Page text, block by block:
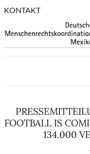
KONTAKT
OOTBALL IS
34.000